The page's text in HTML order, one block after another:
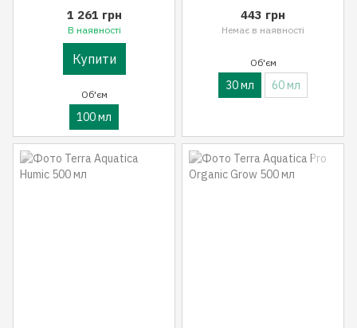
1 261 грн
В наявності
Купити
Об'єм
100 мл
443 грн
Немає в наявності
Об'єм
30 мл 60 мл